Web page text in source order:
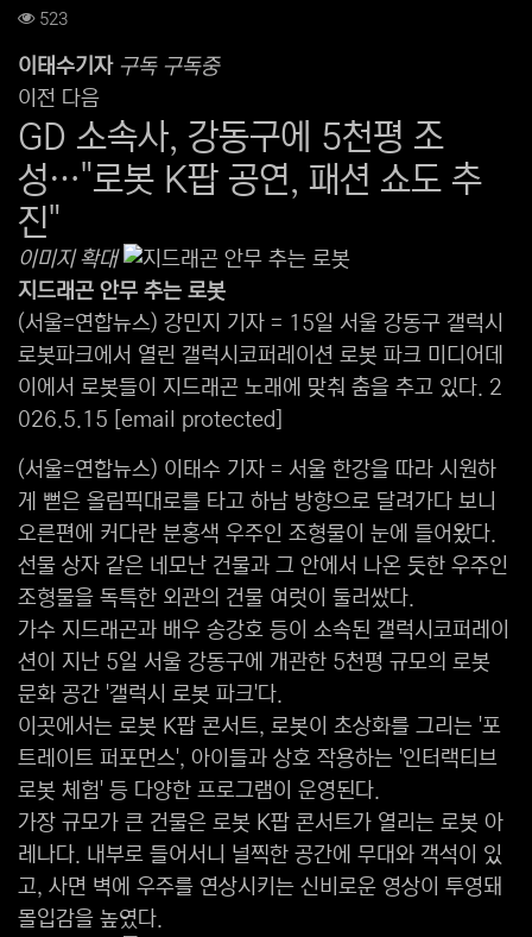
컨텐츠 정보
523조회
본문
이태수기자 구독 구독중
이전 다음
GD 소속사, 강동구에 5천평 조
성…"로봇 K팝 공연, 패션 쇼도 추
진"
이미지 확대
지드래곤 안무 추는 로봇
(서울=연합뉴스) 강민지 기자 = 15일 서울 강동구 갤럭시
로봇파크에서 열린 갤럭시코퍼레이션 로봇 파크 미디어데
이에서 로봇들이 지드래곤 노래에 맞춰 춤을 추고 있다. 2
026.5.15 [email protected]
(서울=연합뉴스) 이태수 기자 = 서울 한강을 따라 시원하
게 뻗은 올림픽대로를 타고 하남 방향으로 달려가다 보니
오른편에 커다란 분홍색 우주인 조형물이 눈에 들어왔다.
선물 상자 같은 네모난 건물과 그 안에서 나온 듯한 우주인
조형물을 독특한 외관의 건물 여럿이 둘러쌌다.
가수 지드래곤과 배우 송강호 등이 소속된 갤럭시코퍼레이
션이 지난 5일 서울 강동구에 개관한 5천평 규모의 로봇
문화 공간 '갤럭시 로봇 파크'다.
이곳에서는 로봇 K팝 콘서트, 로봇이 초상화를 그리는 '포
트레이트 퍼포먼스', 아이들과 상호 작용하는 '인터랙티브
로봇 체험' 등 다양한 프로그램이 운영된다.
가장 규모가 큰 건물은 로봇 K팝 콘서트가 열리는 로봇 아
레나다. 내부로 들어서니 널찍한 공간에 무대와 객석이 있
고, 사면 벽에 우주를 연상시키는 신비로운 영상이 투영돼
몰입감을 높였다.